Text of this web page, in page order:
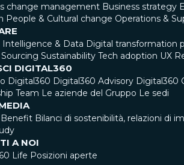
change management Business strategy
People & Cultural change Operations &
Intelligence & Data Digital transformation
Sustainability Tech adoption UX
DIGITAL360
Digital360 Digital360 Advisory Digital360
Team Le aziende del Gruppo Le sedi
Bilanci di sostenibilità, relazioni di
A NOI
Life Posizioni aperte